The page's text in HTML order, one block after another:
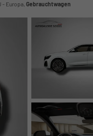
- Europa, Gebrauchtwagen